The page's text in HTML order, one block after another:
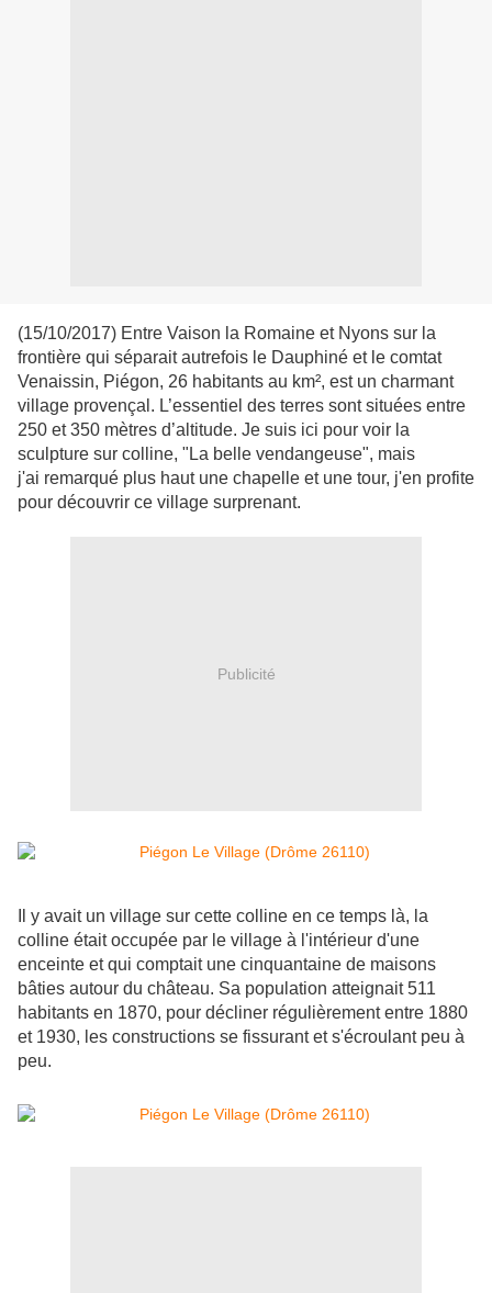
(15/10/2017) Entre Vaison la Romaine et Nyons sur la
frontière qui séparait autrefois le Dauphiné et le comtat
Venaissin, Piégon, 26 habitants au km², est un charmant
village provençal. L’essentiel des terres sont situées entre
250 et 350 mètres d’altitude. Je suis ici pour voir la
sculpture sur colline, "La belle vendangeuse", mais
j'ai remarqué plus haut une chapelle et une tour, j'en profite
pour découvrir ce village surprenant.
Publicité
Il y avait un village sur cette colline en ce temps là, la
colline était occupée par le village à l'intérieur d'une
enceinte et qui comptait une cinquantaine de maisons
bâties autour du château. Sa population atteignait 511
habitants en 1870, pour décliner régulièrement entre 1880
et 1930, les constructions se fissurant et s'écroulant peu à
peu.